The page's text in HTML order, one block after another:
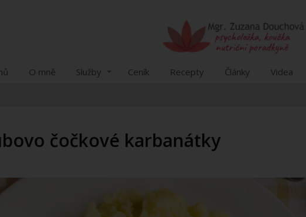
O mně Služby Ceník Recepty Články Videa
čočkové karbanátky